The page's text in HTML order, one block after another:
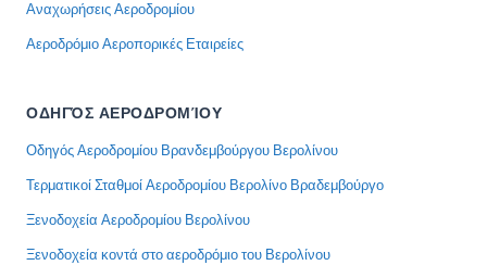
Αναχωρήσεις Αεροδρομίου
Αεροδρόμιο Αεροπορικές Εταιρείες
ΟΔΗΓΌΣ ΑΕΡΟΔΡΟΜΊΟΥ
Οδηγός Αεροδρομίου Βρανδεμβούργου Βερολίνου
Τερματικοί Σταθμοί Αεροδρομίου Βερολίνο Βραδεμβούργο
Ξενοδοχεία Αεροδρομίου Βερολίνου
Ξενοδοχεία κοντά στο αεροδρόμιο του Βερολίνου